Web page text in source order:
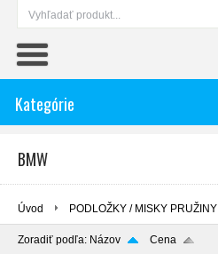
Kategórie
BMW
Úvod PODLOŽKY / MISKY PRUŽINY
Zoradiť podľa: Názov
Cena